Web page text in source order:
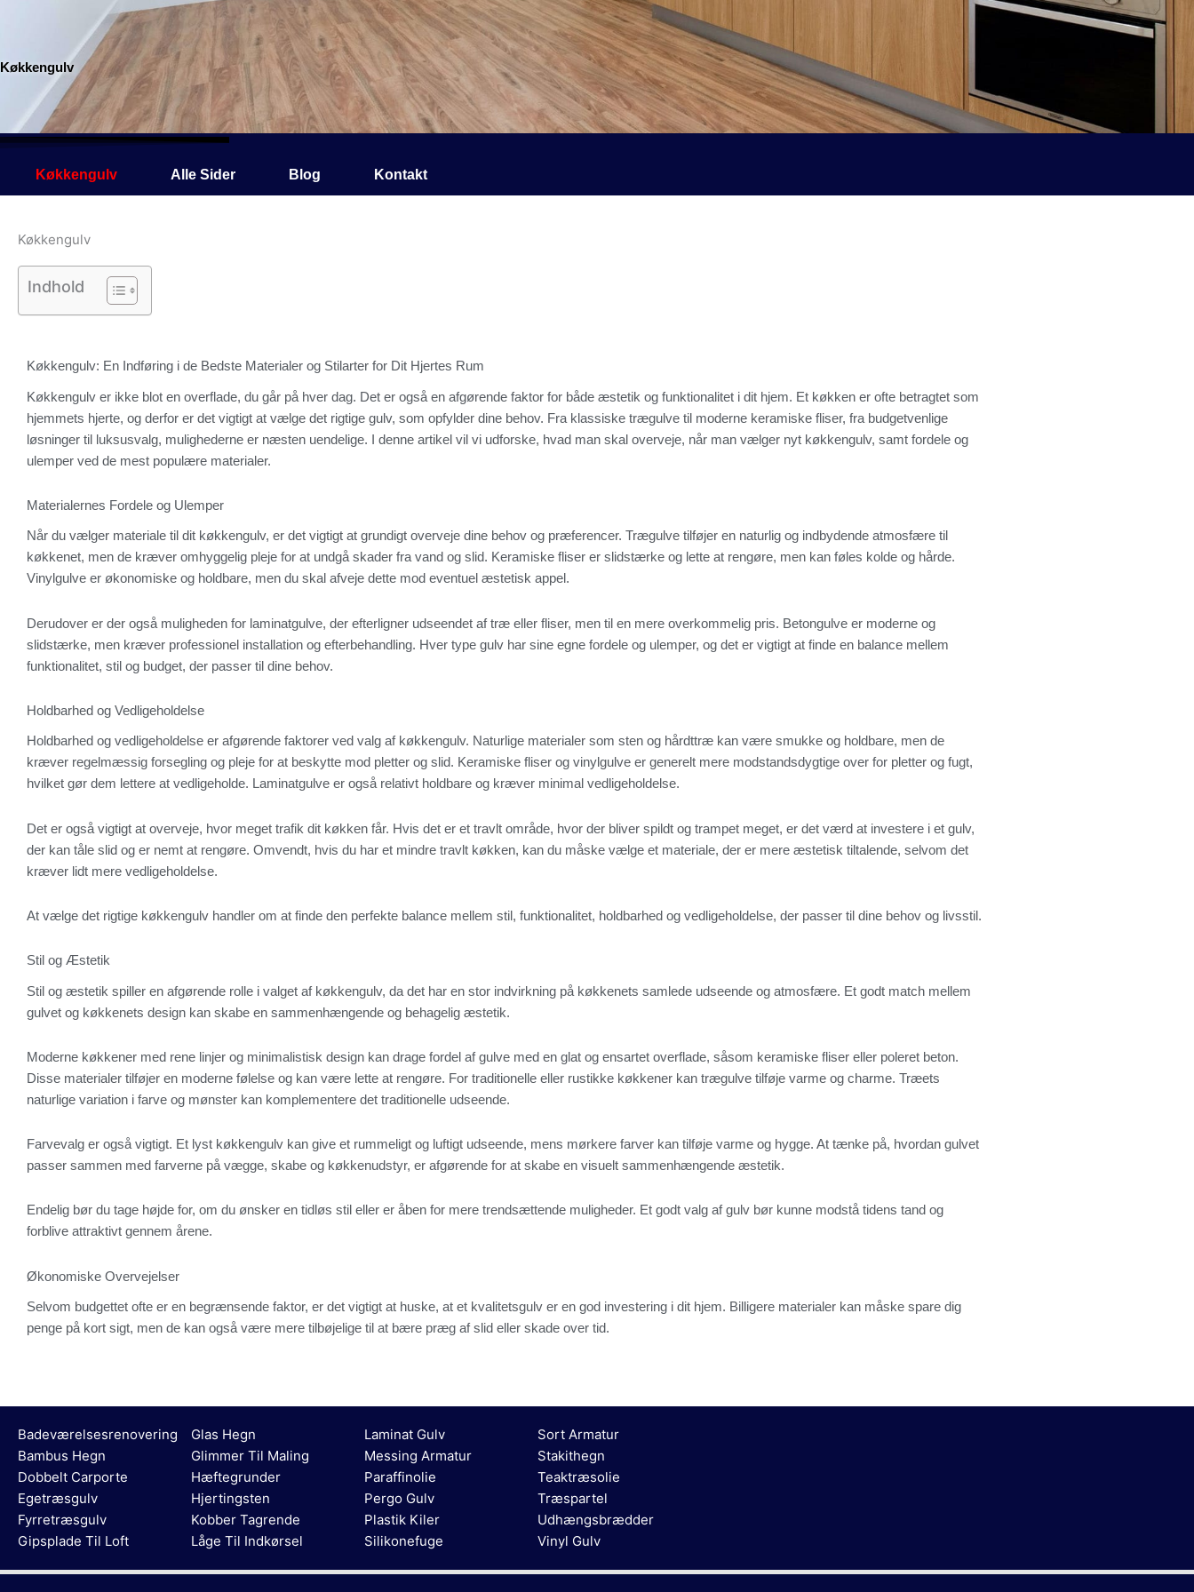
Køkkengulv
Køkkengulv Alle Sider Blog Kontakt
Køkkengulv
Indhold
Køkkengulv: En Indføring i de Bedste Materialer og Stilarter for Dit Hjertes Rum
Køkkengulv er ikke blot en overflade, du går på hver dag. Det er også en afgørende faktor for både æstetik og funktionalitet i dit hjem. Et køkken er ofte betragtet som
hjemmets hjerte, og derfor er det vigtigt at vælge det rigtige gulv, som opfylder dine behov. Fra klassiske trægulve til moderne keramiske fliser, fra budgetvenlige
løsninger til luksusvalg, mulighederne er næsten uendelige. I denne artikel vil vi udforske, hvad man skal overveje, når man vælger nyt køkkengulv, samt fordele og
ulemper ved de mest populære materialer.
Materialernes Fordele og Ulemper
Når du vælger materiale til dit køkkengulv, er det vigtigt at grundigt overveje dine behov og præferencer. Trægulve tilføjer en naturlig og indbydende atmosfære til
køkkenet, men de kræver omhyggelig pleje for at undgå skader fra vand og slid. Keramiske fliser er slidstærke og lette at rengøre, men kan føles kolde og hårde.
Vinylgulve er økonomiske og holdbare, men du skal afveje dette mod eventuel æstetisk appel.
Derudover er der også muligheden for laminatgulve, der efterligner udseendet af træ eller fliser, men til en mere overkommelig pris. Betongulve er moderne og
slidstærke, men kræver professionel installation og efterbehandling. Hver type gulv har sine egne fordele og ulemper, og det er vigtigt at finde en balance mellem
funktionalitet, stil og budget, der passer til dine behov.
Holdbarhed og Vedligeholdelse
Holdbarhed og vedligeholdelse er afgørende faktorer ved valg af køkkengulv. Naturlige materialer som sten og hårdttræ kan være smukke og holdbare, men de
kræver regelmæssig forsegling og pleje for at beskytte mod pletter og slid. Keramiske fliser og vinylgulve er generelt mere modstandsdygtige over for pletter og fugt,
hvilket gør dem lettere at vedligeholde. Laminatgulve er også relativt holdbare og kræver minimal vedligeholdelse.
Det er også vigtigt at overveje, hvor meget trafik dit køkken får. Hvis det er et travlt område, hvor der bliver spildt og trampet meget, er det værd at investere i et gulv,
der kan tåle slid og er nemt at rengøre. Omvendt, hvis du har et mindre travlt køkken, kan du måske vælge et materiale, der er mere æstetisk tiltalende, selvom det
kræver lidt mere vedligeholdelse.
At vælge det rigtige køkkengulv handler om at finde den perfekte balance mellem stil, funktionalitet, holdbarhed og vedligeholdelse, der passer til dine behov og livsstil.
Stil og Æstetik
Stil og æstetik spiller en afgørende rolle i valget af køkkengulv, da det har en stor indvirkning på køkkenets samlede udseende og atmosfære. Et godt match mellem
gulvet og køkkenets design kan skabe en sammenhængende og behagelig æstetik.
Moderne køkkener med rene linjer og minimalistisk design kan drage fordel af gulve med en glat og ensartet overflade, såsom keramiske fliser eller poleret beton.
Disse materialer tilføjer en moderne følelse og kan være lette at rengøre. For traditionelle eller rustikke køkkener kan trægulve tilføje varme og charme. Træets
naturlige variation i farve og mønster kan komplementere det traditionelle udseende.
Farvevalg er også vigtigt. Et lyst køkkengulv kan give et rummeligt og luftigt udseende, mens mørkere farver kan tilføje varme og hygge. At tænke på, hvordan gulvet
passer sammen med farverne på vægge, skabe og køkkenudstyr, er afgørende for at skabe en visuelt sammenhængende æstetik.
Endelig bør du tage højde for, om du ønsker en tidløs stil eller er åben for mere trendsættende muligheder. Et godt valg af gulv bør kunne modstå tidens tand og
forblive attraktivt gennem årene.
Økonomiske Overvejelser
Selvom budgettet ofte er en begrænsende faktor, er det vigtigt at huske, at et kvalitetsgulv er en god investering i dit hjem. Billigere materialer kan måske spare dig
penge på kort sigt, men de kan også være mere tilbøjelige til at bære præg af slid eller skade over tid.
Badeværelsesrenovering
Bambus Hegn
Dobbelt Carporte
Egetræsgulv
Fyrretræsgulv
Gipsplade Til Loft
Glas Hegn
Glimmer Til Maling
Hæftegrunder
Hjertingsten
Kobber Tagrende
Låge Til Indkørsel
Laminat Gulv
Messing Armatur
Paraffinolie
Pergo Gulv
Plastik Kiler
Silikonefuge
Sort Armatur
Stakithegn
Teaktræsolie
Træspartel
Udhængsbrædder
Vinyl Gulv